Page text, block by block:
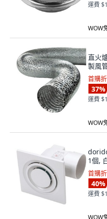
運費
WOW
直火
製風
首購
37%
運費
WOW
1個,
首購
40%
運費
WOW